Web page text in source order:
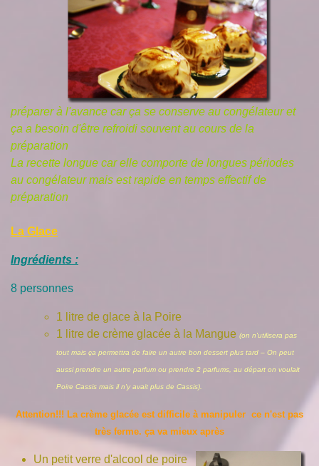
préparer à l'avance car ça se conserve au congélateur et
ça a besoin d'être refroidi souvent au cours de la
préparation
La recette longue car elle comporte de longues périodes
au congélateur mais est rapide en temps effectif de
préparation
La Glace
Ingrédients :
8 personnes
1 litre de glace à la Poire
1 litre de crème glacée à la Mangue (on n'utilisera pas
tout mais ça permettra de faire un autre bon dessert plus tard – On peut
aussi prendre un autre parfum ou prendre 2 parfums, au départ on voulait
Poire Cassis mais il n'y avait plus de Cassis).
Attention!!! La crème glacée est difficile à manipuler ce n'est pas
très ferme. ça va mieux après
Un petit verre d'alcool de poire